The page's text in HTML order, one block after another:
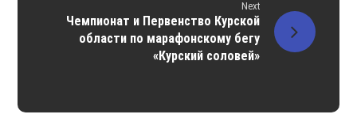
Next
Чемпионат и Первенство Курской
области по марафонскому бегу
«Курский соловей»